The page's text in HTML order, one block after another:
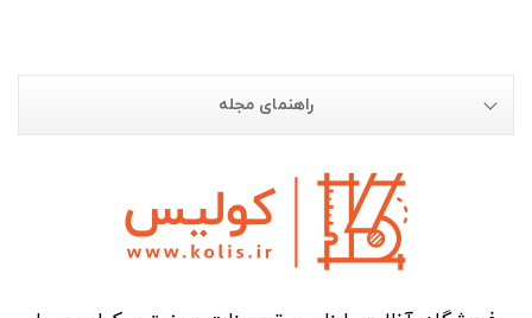
راهنمای مجله